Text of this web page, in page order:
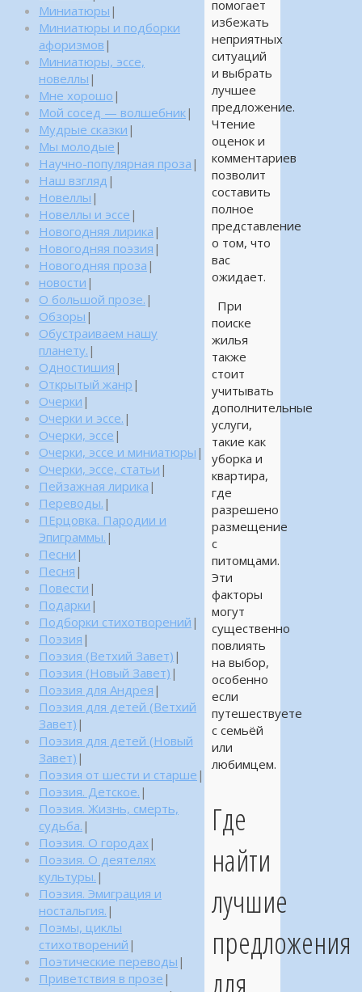
помогает
избежать
неприятных
ситуаций
и выбрать
лучшее
предложение.
Чтение
оценок и
комментариев
позволит
составить
полное
представление
о том, что
вас
ожидает.
При
поиске
жилья
также
стоит
учитывать
дополнительные
услуги,
такие как
уборка и
квартира,
где
разрешено
размещение
с
питомцами.
Эти
факторы
могут
существенно
повлиять
на выбор,
особенно
если
путешествуете
с семьёй
или
любимцем.
Где
найти
лучшие
предложения
для
Миниатюры |
Миниатюры и подборки
афоризмов |
Миниатюры, эссе,
новеллы |
Мне хорошо |
Мой сосед — волшебник|
Мудрые сказки |
Мы молодые |
Научно-популярная проза |
Наш взгляд |
Новеллы |
Новеллы и эссе |
Новогодняя лирика |
Новогодняя поэзия |
Новогодняя проза |
новости |
О большой прозе. |
Обзоры |
Обустраиваем нашу
планету. |
Одностишия |
Открытый жанр |
Очерки |
Очерки и эссе. |
Очерки, эссе |
Очерки, эссе и миниатюры |
Очерки, эссе, статьи |
Пейзажная лирика |
Переводы. |
ПЕрцовка. Пародии и
Эпиграммы. |
Песни |
Песня |
Повести |
Подарки |
Подборки стихотворений |
Поэзия |
Поэзия (Ветхий Завет) |
Поэзия (Новый Завет) |
Поэзия для Андрея |
Поэзия для детей (Ветхий
Завет) |
Поэзия для детей (Новый
Завет) |
Поэзия от шести и старше |
Поэзия. Детское. |
Поэзия. Жизнь, смерть,
судьба. |
Поэзия. О городах |
Поэзия. О деятелях
культуры. |
Поэзия. Эмиграция и
ностальгия. |
Поэмы, циклы
стихотворений |
Поэтические переводы |
Приветствия в прозе |